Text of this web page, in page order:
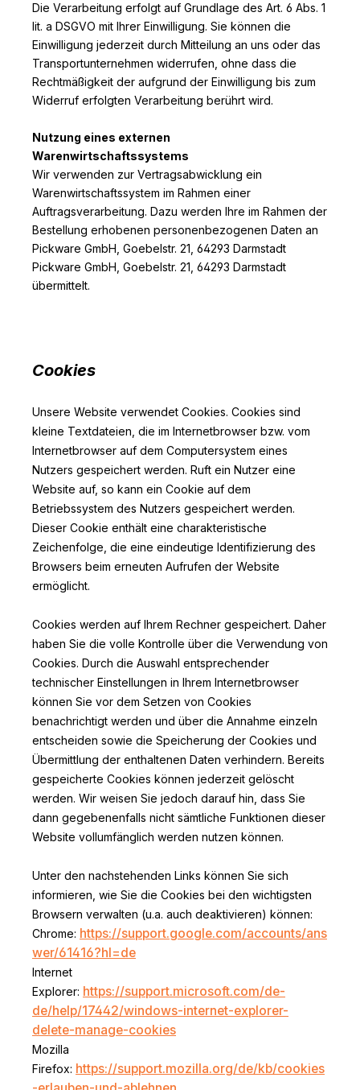
Die Verarbeitung erfolgt auf Grundlage des Art. 6 Abs. 1
lit. a DSGVO mit Ihrer Einwilligung. Sie können die
Einwilligung jederzeit durch Mitteilung an uns oder das
Transportunternehmen widerrufen, ohne dass die
Rechtmäßigkeit der aufgrund der Einwilligung bis zum
Widerruf erfolgten Verarbeitung berührt wird.
Nutzung eines externen
Warenwirtschaftssystems
Wir verwenden zur Vertragsabwicklung ein
Warenwirtschaftssystem im Rahmen einer
Auftragsverarbeitung. Dazu werden Ihre im Rahmen der
Bestellung erhobenen personenbezogenen Daten an
Pickware GmbH, Goebelstr. 21, 64293 Darmstadt
Pickware GmbH, Goebelstr. 21, 64293 Darmstadt
übermittelt.
Cookies
Unsere Website verwendet Cookies. Cookies sind
kleine Textdateien, die im Internetbrowser bzw. vom
Internetbrowser auf dem Computersystem eines
Nutzers gespeichert werden. Ruft ein Nutzer eine
Website auf, so kann ein Cookie auf dem
Betriebssystem des Nutzers gespeichert werden.
Dieser Cookie enthält eine charakteristische
Zeichenfolge, die eine eindeutige Identifizierung des
Browsers beim erneuten Aufrufen der Website
ermöglicht.
Cookies werden auf Ihrem Rechner gespeichert. Daher
haben Sie die volle Kontrolle über die Verwendung von
Cookies. Durch die Auswahl entsprechender
technischer Einstellungen in Ihrem Internetbrowser
können Sie vor dem Setzen von Cookies
benachrichtigt werden und über die Annahme einzeln
entscheiden sowie die Speicherung der Cookies und
Übermittlung der enthaltenen Daten verhindern. Bereits
gespeicherte Cookies können jederzeit gelöscht
werden. Wir weisen Sie jedoch darauf hin, dass Sie
dann gegebenenfalls nicht sämtliche Funktionen dieser
Website vollumfänglich werden nutzen können.
Unter den nachstehenden Links können Sie sich
informieren, wie Sie die Cookies bei den wichtigsten
Browsern verwalten (u.a. auch deaktivieren) können:
Chrome: https://support.google.com/accounts/ans
wer/61416?hl=de
Internet
Explorer: https://support.microsoft.com/de-
de/help/17442/windows-internet-explorer-
delete-manage-cookies
Mozilla
Firefox: https://support.mozilla.org/de/kb/cookies